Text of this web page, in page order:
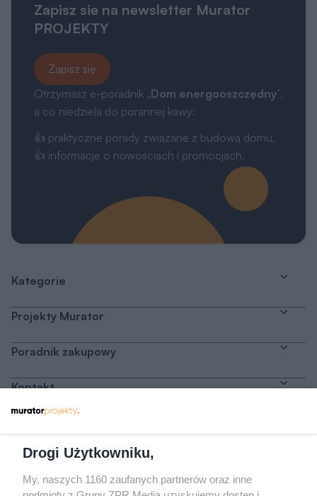
Zapisz sie na newsletter Murator
PROJEKTY
Zapisz się
Otrzymasz e-poradnik „Dom energooszczędny”,
a co niedziela do porannej kawy:
👍 praktyczne porady związane z budową domu,
👍 informacje o nowościach i promocjach.
Kategorie
Projekty Murator
Poradnik zakupowy
Kontakt
Drogi Użytkowniku,
My, naszych 1160 zaufanych partnerów oraz inne